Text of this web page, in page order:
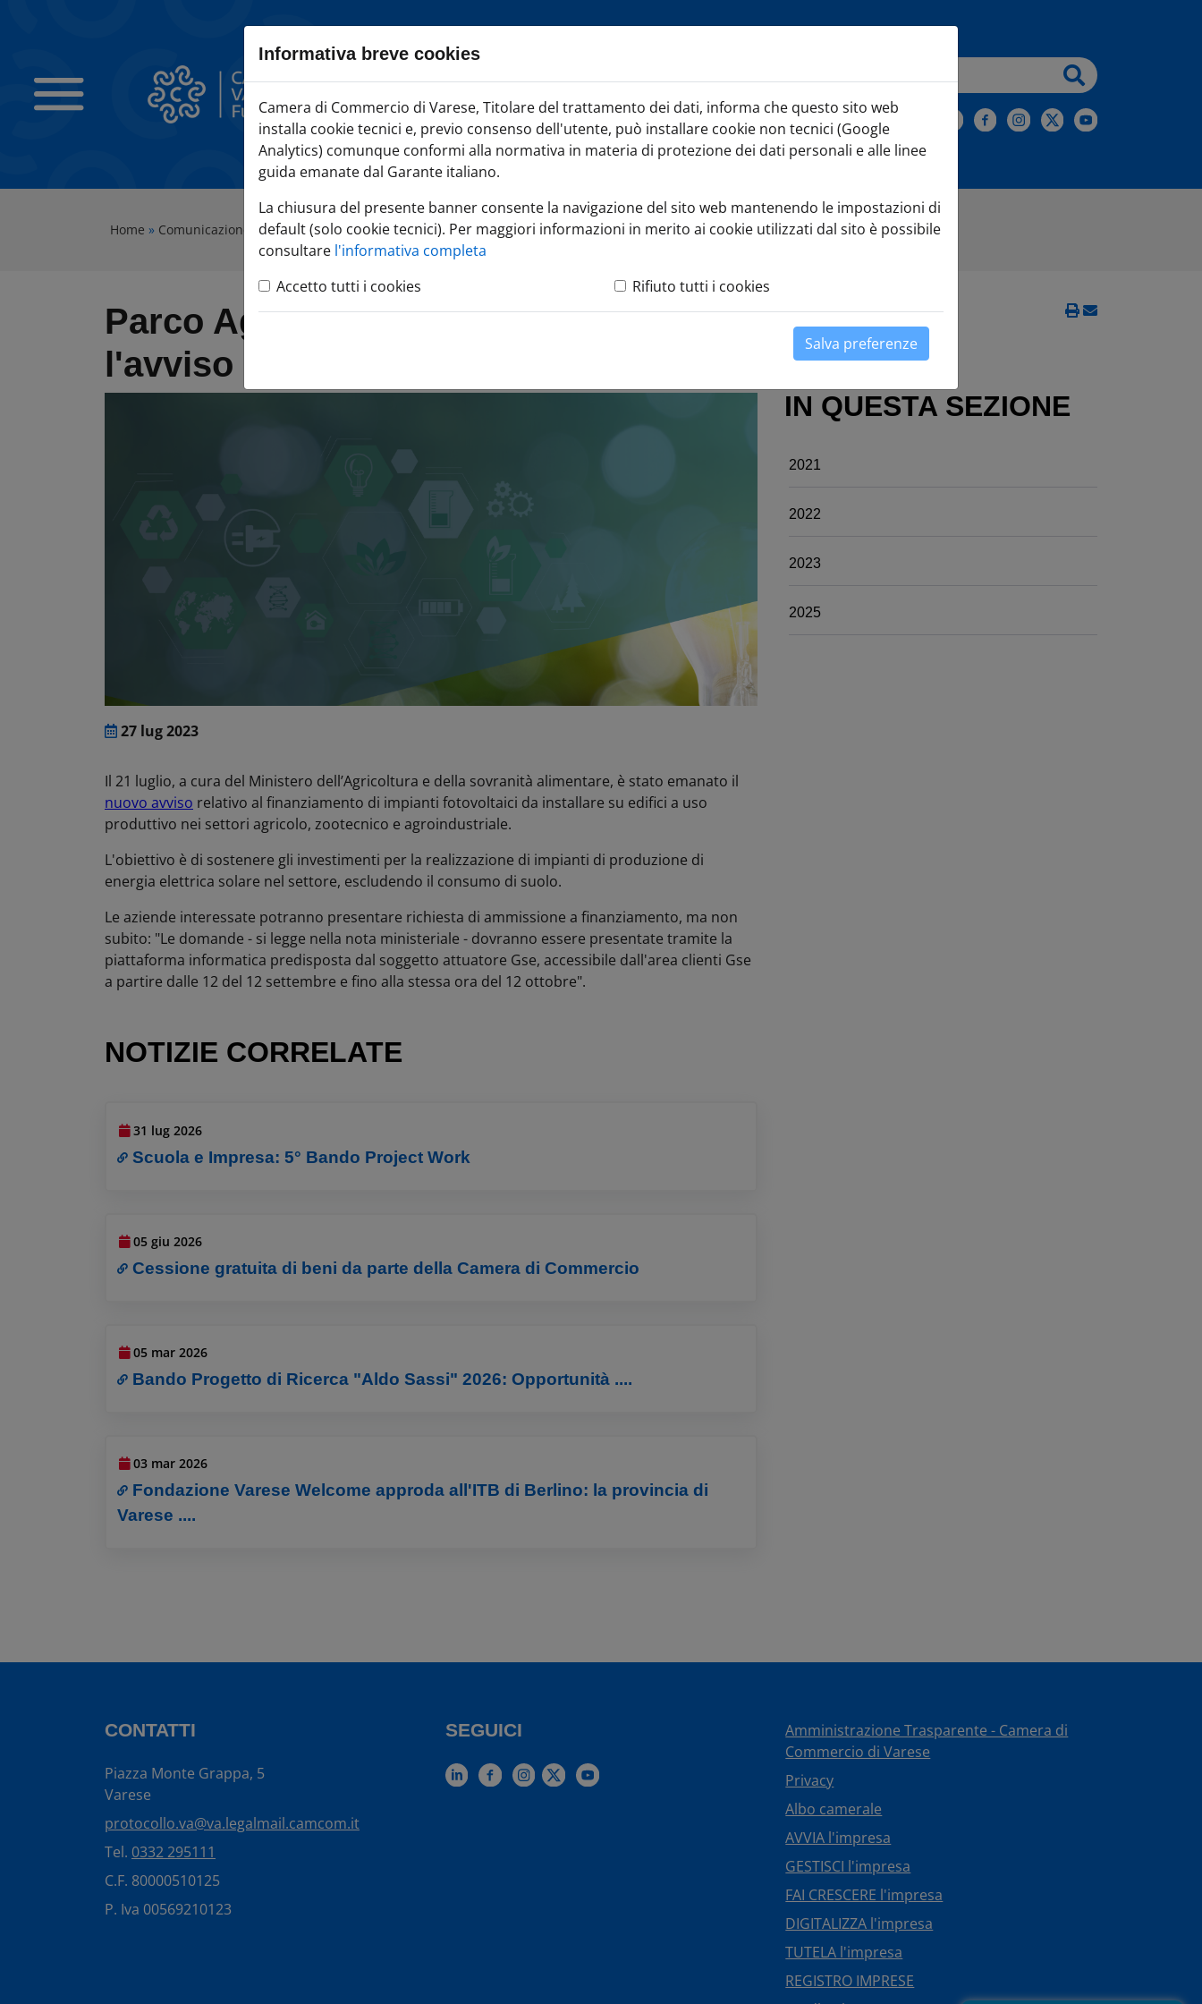
Vai al sezione Percorso briciole di pane
Vai al Contenuto principale della pagina
Vai alla sezione dedicata alle informazioni correlate via TAG
Vai al footer
Camera di Commercio Varese
Iscriviti alla Newsletter
Home » Comunicazione »Tutte le notizie»Parco Agrisolare: dal Ministero l'avviso per il nuovo bando
Parco Agrisolare: dal Ministero
l'avviso per il nuovo bando
27 lug 2023
Il 21 luglio, a cura del Ministero dell’Agricoltura e della sovranità alimentare, è stato emanato il
nuovo avviso relativo al finanziamento di impianti fotovoltaici da installare su edifici a uso
produttivo nei settori agricolo, zootecnico e agroindustriale.
L'obiettivo è di sostenere gli investimenti per la realizzazione di impianti di produzione di
energia elettrica solare nel settore, escludendo il consumo di suolo.
Le aziende interessate potranno presentare richiesta di ammissione a finanziamento, ma non
subito: "Le domande - si legge nella nota ministeriale - dovranno essere presentate tramite la
piattaforma informatica predisposta dal soggetto attuatore Gse, accessibile dall'area clienti Gse
a partire dalle 12 del 12 settembre e fino alla stessa ora del 12 ottobre".
NOTIZIE CORRELATE
31 lug 2026
Scuola e Impresa: 5° Bando Project Work
05 giu 2026
Cessione gratuita di beni da parte della Camera di Commercio
05 mar 2026
Bando Progetto di Ricerca "Aldo Sassi" 2026: Opportunità ....
03 mar 2026
Fondazione Varese Welcome approda all'ITB di Berlino: la provincia di
Varese ....
IN QUESTA SEZIONE
2021
2022
2023
2025
CONTATTI
Piazza Monte Grappa, 5
Varese
protocollo.va@va.legalmail.camcom.it
Tel. 0332 295111
C.F. 80000510125
P. Iva 00569210123
SEGUICI
Amministrazione Trasparente - Camera di
Commercio di Varese
Privacy
Albo camerale
AVVIA l'impresa
GESTISCI l'impresa
FAI CRESCERE l'impresa
DIGITALIZZA l'impresa
TUTELA l'impresa
REGISTRO IMPRESE
Informativa breve cookies
Camera di Commercio di Varese, Titolare del trattamento dei dati, informa che questo sito web
installa cookie tecnici e, previo consenso dell'utente, può installare cookie non tecnici (Google
Analytics) comunque conformi alla normativa in materia di protezione dei dati personali e alle linee
guida emanate dal Garante italiano.
La chiusura del presente banner consente la navigazione del sito web mantenendo le impostazioni di
default (solo cookie tecnici). Per maggiori informazioni in merito ai cookie utilizzati dal sito è possibile
consultare l'informativa completa
Accetto tutti i cookies
Rifiuto tutti i cookies
Salva preferenze